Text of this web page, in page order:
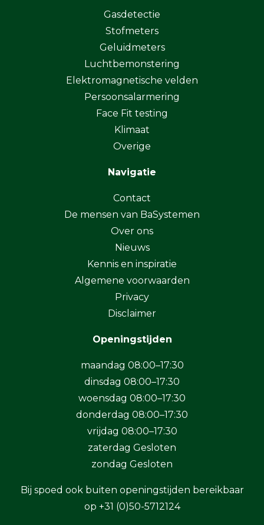
Gasdetectie
Stofmeters
Geluidmeters
Luchtbemonstering
Elektromagnetische velden
Persoonsalarmering
Face Fit testing
Klimaat
Overige
Navigatie
Contact
De mensen van BaSystemen
Over ons
Nieuws
Kennis en inspiratie
Algemene voorwaarden
Privacy
Disclaimer
Openingstijden
maandag 08:00–17:30
dinsdag 08:00–17:30
woensdag 08:00–17:30
donderdag 08:00–17:30
vrijdag 08:00–17:30
zaterdag Gesloten
zondag Gesloten
Bij spoed ook buiten openingstijden bereikbaar
op +31 (0)50-5712124